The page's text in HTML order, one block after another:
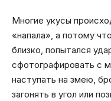
Многие укусы
«напала», а потому
близко, попытался
сфотографировать с
наступать на змею,
загонять в угол или